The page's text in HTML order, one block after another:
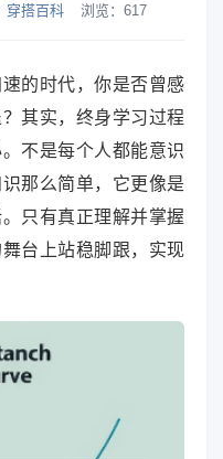
穿搭百科 浏览： 617
的时代，你是否曾感
其实，终身学习过程
不是每个人都能意识
那么简单，它更像是
只有真正理解并掌握
台上站稳脚跟，实现